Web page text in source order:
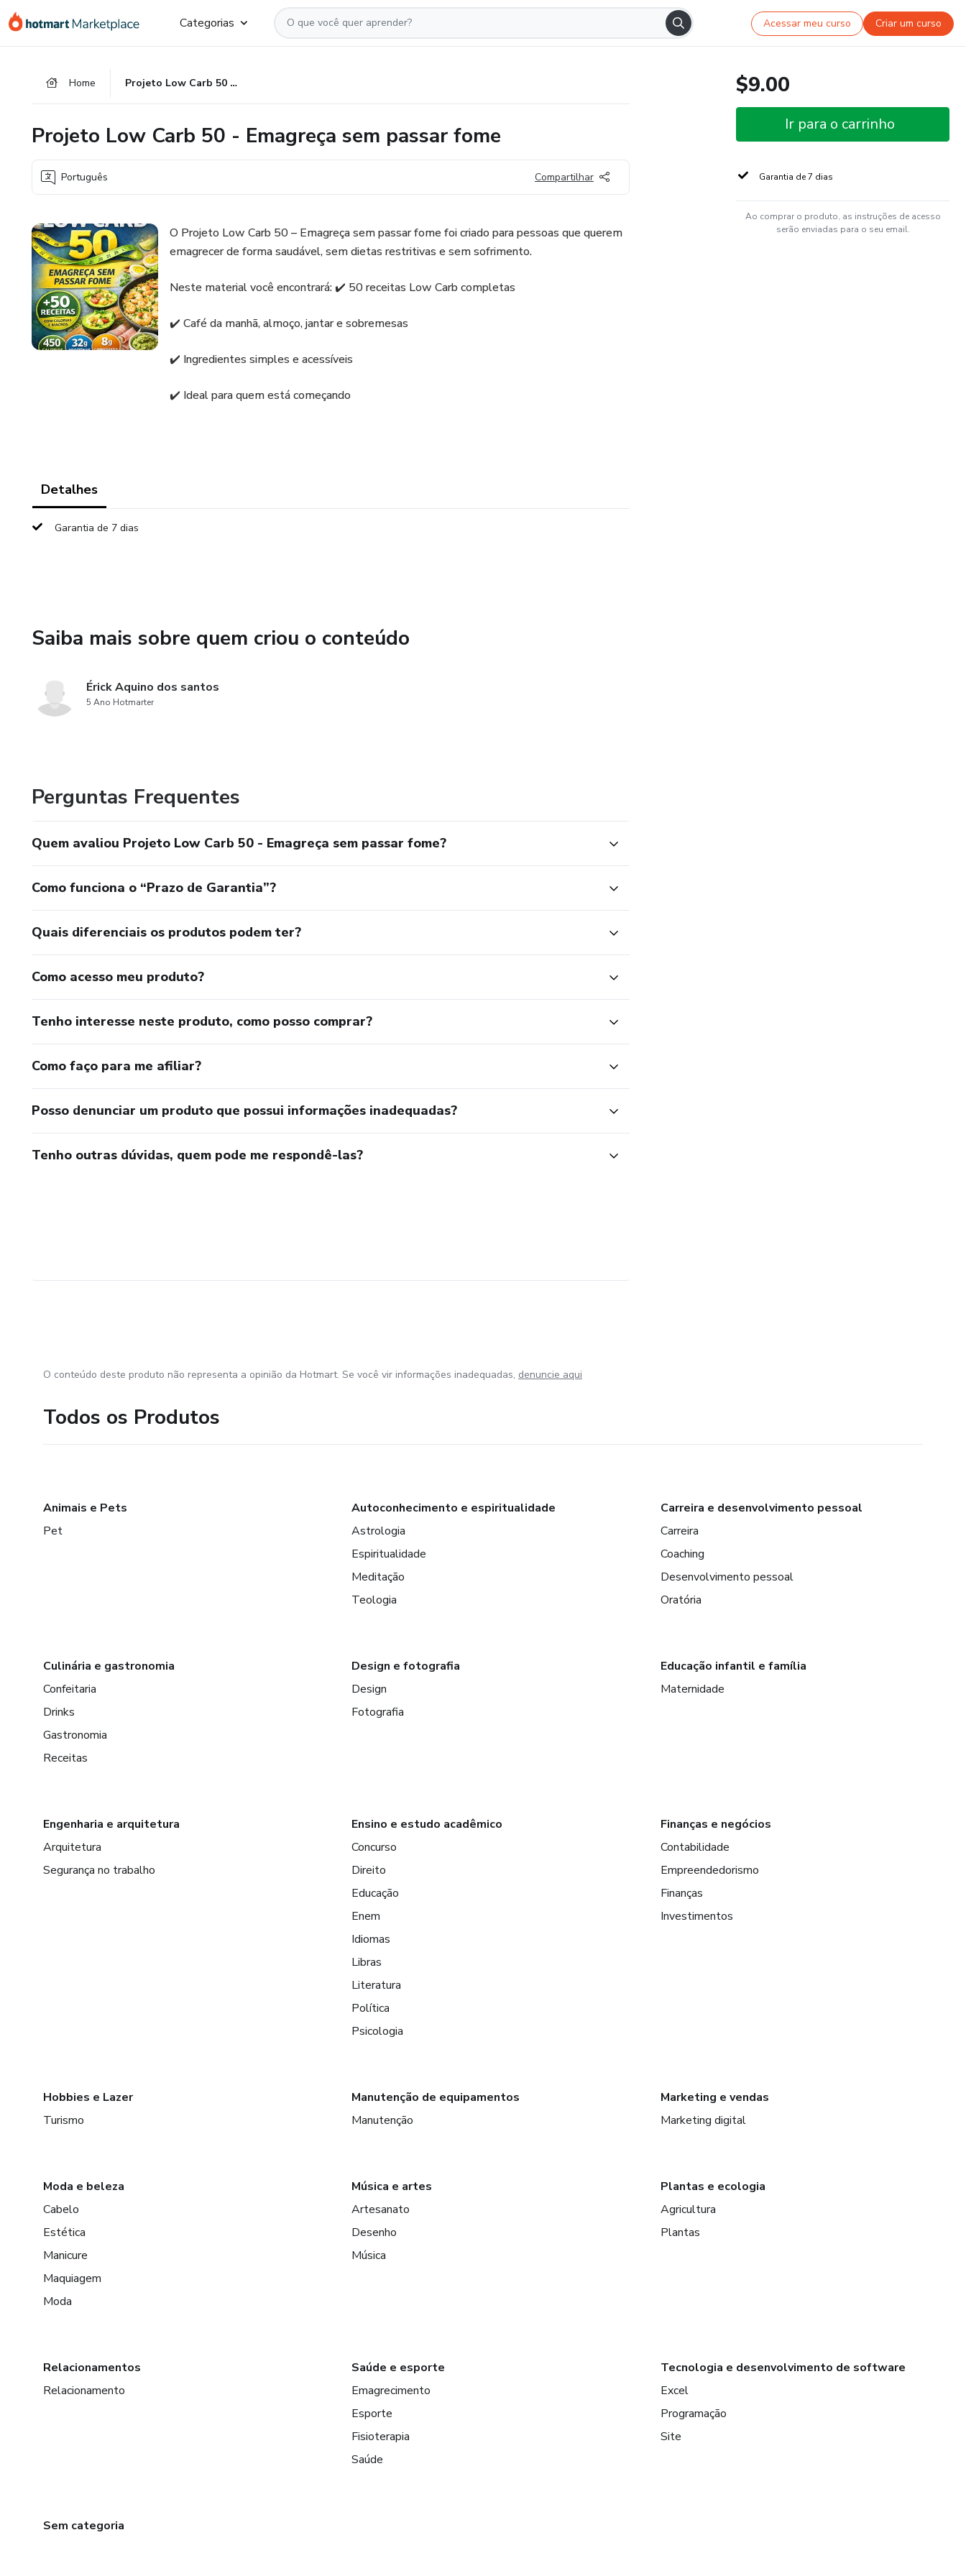
para
para
para
Categorias Acessar meu curso Criar um curso
Home Projeto Low Carb 50 - Emagreça sem passar fome
Projeto Low Carb 50 - Emagreça sem passar fome
Português Compartilhar
O Projeto Low Carb 50 – Emagreça sem passar fome foi criado para pessoas que querem
emagrecer de forma saudável, sem dietas restritivas e sem sofrimento.
Neste material você encontrará: ✔️ 50 receitas Low Carb completas
✔️ Café da manhã, almoço, jantar e sobremesas
✔️ Ingredientes simples e acessíveis
✔️ Ideal para quem está começando
Detalhes
Garantia de 7 dias
Saiba mais sobre quem criou o conteúdo
Érick Aquino dos santos
5 Ano Hotmarter
Perguntas Frequentes
Quem avaliou Projeto Low Carb 50 - Emagreça sem passar fome?
Como funciona o “Prazo de Garantia”?
Quais diferenciais os produtos podem ter?
Como acesso meu produto?
Tenho interesse neste produto, como posso comprar?
Como faço para me afiliar?
Posso denunciar um produto que possui informações inadequadas?
Tenho outras dúvidas, quem pode me respondê-las?
$9.00
Ir para o carrinho
Garantia de 7 dias
Ao comprar o produto, as instruções de acesso
serão enviadas para o seu email.
O conteúdo deste produto não representa a opinião da Hotmart. Se você vir informações inadequadas, denuncie aqui
Todos os Produtos
Animais e Pets
Pet
Autoconhecimento e espiritualidade
Astrologia
Espiritualidade
Meditação
Teologia
Carreira e desenvolvimento pessoal
Carreira
Coaching
Desenvolvimento pessoal
Oratória
Culinária e gastronomia
Confeitaria
Drinks
Gastronomia
Receitas
Design e fotografia
Design
Fotografia
Educação infantil e família
Maternidade
Engenharia e arquitetura
Arquitetura
Segurança no trabalho
Ensino e estudo acadêmico
Concurso
Direito
Educação
Enem
Idiomas
Libras
Literatura
Política
Psicologia
Finanças e negócios
Contabilidade
Empreendedorismo
Finanças
Investimentos
Hobbies e Lazer
Turismo
Manutenção de equipamentos
Manutenção
Marketing e vendas
Marketing digital
Moda e beleza
Cabelo
Estética
Manicure
Maquiagem
Moda
Música e artes
Artesanato
Desenho
Música
Plantas e ecologia
Agricultura
Plantas
Relacionamentos
Relacionamento
Saúde e esporte
Emagrecimento
Esporte
Fisioterapia
Saúde
Tecnologia e desenvolvimento de software
Excel
Programação
Site
Sem categoria